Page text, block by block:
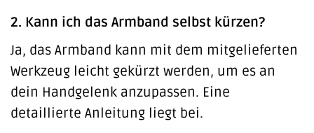
2. Kann ich das Armband selbst kürzen?
Ja, das Armband kann mit dem mitgelieferten
Werkzeug leicht gekürzt werden, um es an
dein Handgelenk anzupassen. Eine
detaillierte Anleitung liegt bei.